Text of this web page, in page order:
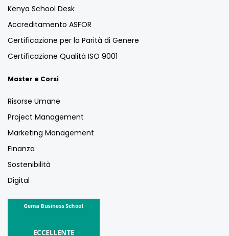
Kenya School Desk
Accreditamento ASFOR
Certificazione per la Parità di Genere
Certificazione Qualità ISO 9001
Master e Corsi
Risorse Umane
Project Management
Marketing Management
Finanza
Sostenibilità
Digital